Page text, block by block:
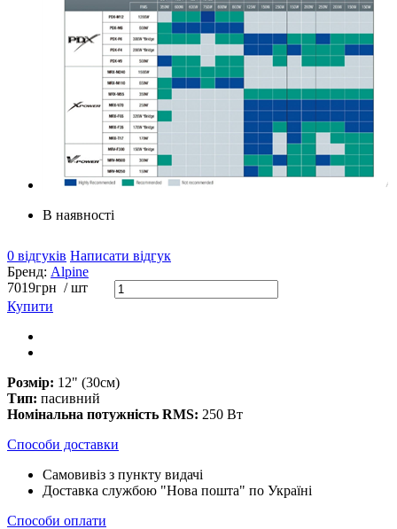
В наявності
0 відгуків Написати відгук
Бренд: Alpine
7019грн / шт
Купити
Розмір: 12" (30см)
Тип: пасивний
Номінальна потужність RMS: 250 Вт
Способи доставки
Самовивіз з пункту видачі
Доставка службою "Нова пошта" по Україні
Способи оплати